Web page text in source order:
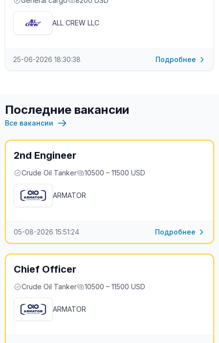
ALL CREW LLC
25-06-2026 18:30:38 Подробнее
Последние вакансии
Все вакансии
2nd Engineer
Crude Oil Tanker 10500 – 11500 USD
ARMATOR
05-08-2026 15:51:24 Подробнее
Chief Officer
Crude Oil Tanker 10500 – 11500 USD
ARMATOR